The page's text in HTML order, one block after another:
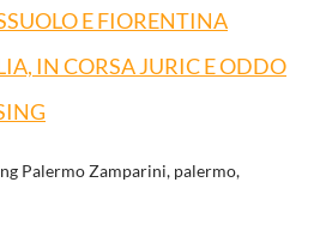
E FIORENTINA
IN CORSA JURIC E ODDO
Palermo Zamparini, palermo,